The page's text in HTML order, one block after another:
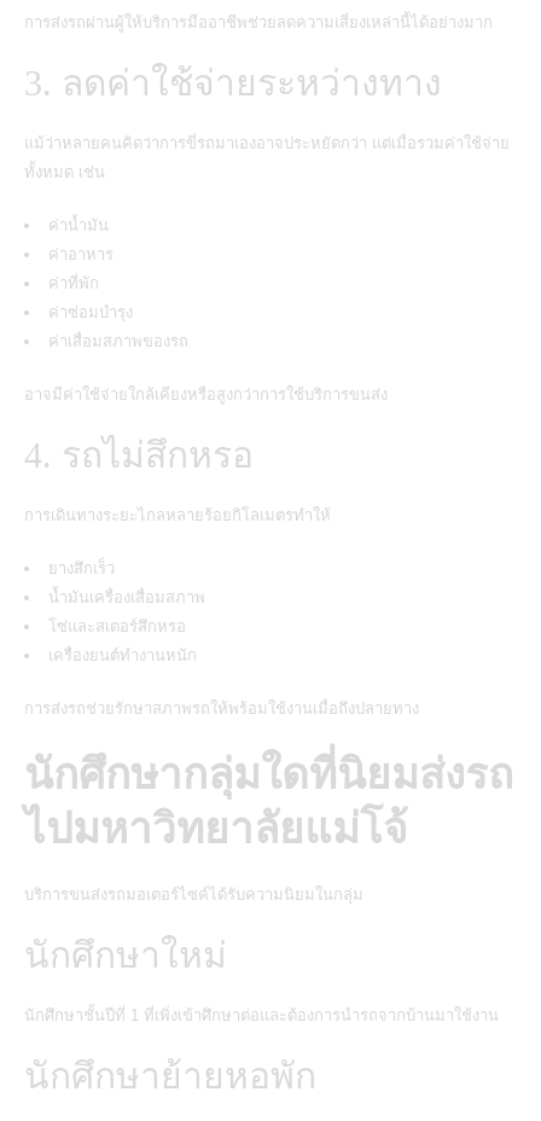
การส่งรถผ่านผู้ให้บริการมืออาชีพช่วยลดความเสี่ยงเหล่านี้ได้อย่างมาก
3. ลดค่าใช้จ่ายระหว่างทาง
แม้ว่าหลายคนคิดว่าการขี่รถมาเองอาจประหยัดกว่า แต่เมื่อรวมค่าใช้จ่าย
ทั้งหมด เช่น
ค่าน้ำมัน
ค่าอาหาร
ค่าที่พัก
ค่าซ่อมบำรุง
ค่าเสื่อมสภาพของรถ
อาจมีค่าใช้จ่ายใกล้เคียงหรือสูงกว่าการใช้บริการขนส่ง
4. รถไม่สึกหรอ
การเดินทางระยะไกลหลายร้อยกิโลเมตรทำให้
ยางสึกเร็ว
น้ำมันเครื่องเสื่อมสภาพ
โซ่และสเตอร์สึกหรอ
เครื่องยนต์ทำงานหนัก
การส่งรถช่วยรักษาสภาพรถให้พร้อมใช้งานเมื่อถึงปลายทาง
นักศึกษากลุ่มใดที่นิยมส่งรถ
ไปมหาวิทยาลัยแม่โจ้
บริการขนส่งรถมอเตอร์ไซค์ได้รับความนิยมในกลุ่ม
นักศึกษาใหม่
นักศึกษาชั้นปีที่ 1 ที่เพิ่งเข้าศึกษาต่อและต้องการนำรถจากบ้านมาใช้งาน
นักศึกษาย้ายหอพัก